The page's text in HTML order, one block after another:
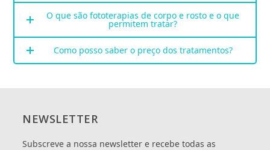
O que são fototerapias de corpo e rosto e o que
permitem tratar?
Como posso saber o preço dos tratamentos?
NEWSLETTER
Subscreve a nossa newsletter e recebe todas as